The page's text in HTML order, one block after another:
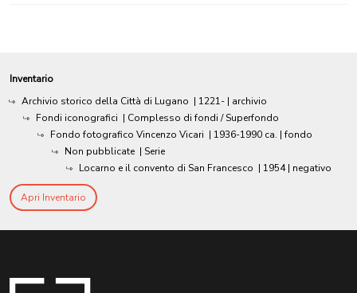
Inventario
Archivio storico della Città di Lugano | 1221- | archivio
Fondi iconografici | Complesso di fondi / Superfondo
Fondo fotografico Vincenzo Vicari | 1936-1990 ca. | fondo
Non pubblicate | Serie
Locarno e il convento di San Francesco | 1954 | negativo
Apri Inventario